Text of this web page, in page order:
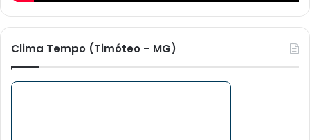
Clima Tempo (Timóteo – MG)